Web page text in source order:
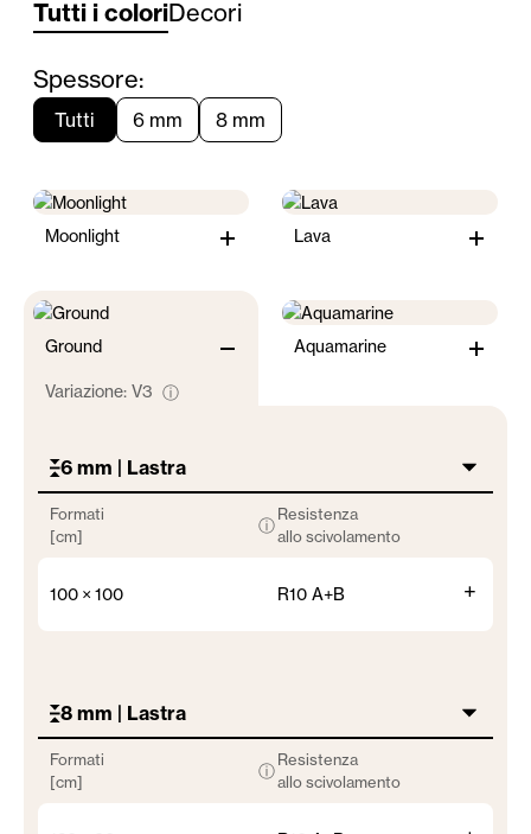
Tutti i coloriDecori
Spessore:
Tutti 6 mm 8 mm
Moonlight Lava
Ground
Variazione: V3 ⓘ
6 mm | Lastra
Formati
[cm]
Resistenza
allo scivolamento
ⓘ
100 × 100 R10 A+B +
8 mm | Lastra
Formati
[cm]
Resistenza
allo scivolamento
ⓘ
Aquamarine